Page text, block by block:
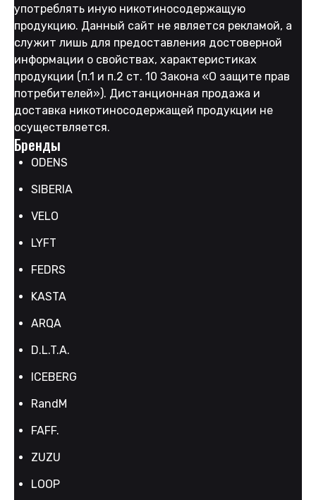
употреблять иную никотиносодержащую
продукцию. Данный сайт не является рекламой, а
служит лишь для предоставления достоверной
информации о свойствах, характеристиках
продукции (п.1 и п.2 ст. 10 Закона «О защите прав
потребителей»). Дистанционная продажа и
доставка никотиносодержащей продукции не
осуществляется.
Бренды
ODENS
SIBERIA
VELO
LYFT
FEDRS
KASTA
ARQA
D.L.T.A.
ICEBERG
RandM
FAFF.
ZUZU
LOOP